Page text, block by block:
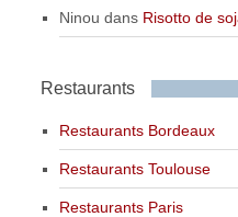
Ninou dans Risotto de
Restaurants
Restaurants Bordeaux
Restaurants Toulouse
Restaurants Paris